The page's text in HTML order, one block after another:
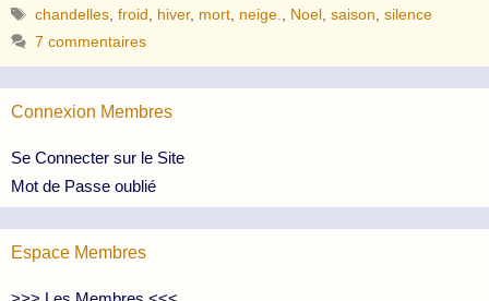
Étiquettes
chandelles ,froid hiver, mort neige. Noel ,saison ,silence
7 commentaires
Connexion Membres
Se Connecter sur le Site
Mot de Passe oublié
Espace Membres